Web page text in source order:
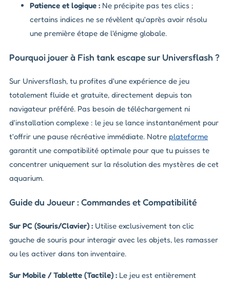
Patience et logique : Ne précipite pas tes clics ;
certains indices ne se révèlent qu'après avoir résolu
une première étape de l'énigme globale.
Pourquoi jouer à Fish tank escape sur Universflash ?
Sur Universflash, tu profites d'une expérience de jeu
totalement fluide et gratuite, directement depuis ton
navigateur préféré. Pas besoin de téléchargement ni
d'installation complexe : le jeu se lance instantanément pour
t'offrir une pause récréative immédiate. Notre plateforme
garantit une compatibilité optimale pour que tu puisses te
concentrer uniquement sur la résolution des mystères de cet
aquarium.
Guide du Joueur : Commandes et Compatibilité
Sur PC (Souris/Clavier) : Utilise exclusivement ton clic
gauche de souris pour interagir avec les objets, les ramasser
ou les activer dans ton inventaire.
Sur Mobile / Tablette (Tactile) : Le jeu est entièrement